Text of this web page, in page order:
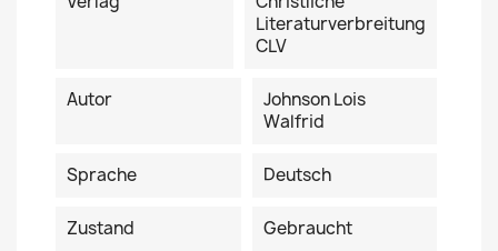
Literaturverbreitung
CLV
Autor
Johnson Lois
Walfrid
Sprache Deutsch
Zustand Gebraucht